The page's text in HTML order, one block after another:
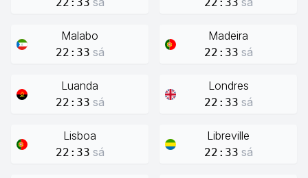
Malabo
22:33 sá
Madeira
22:33 sá
Luanda
22:33 sá
Londres
22:33 sá
Lisboa
22:33 sá
Libreville
22:33 sá